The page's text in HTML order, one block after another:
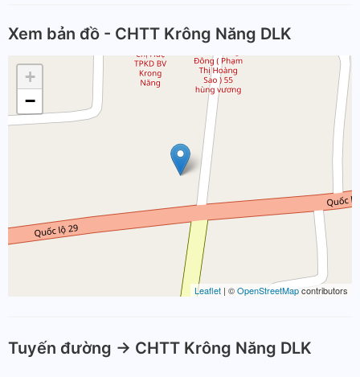
Xem bản đồ - CHTT Krông Năng DLK
+
−
Leaflet | ©OpenStreetMapcontributors
Tuyến đường -> CHTT Krông Năng DLK